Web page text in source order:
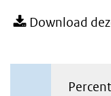
Download